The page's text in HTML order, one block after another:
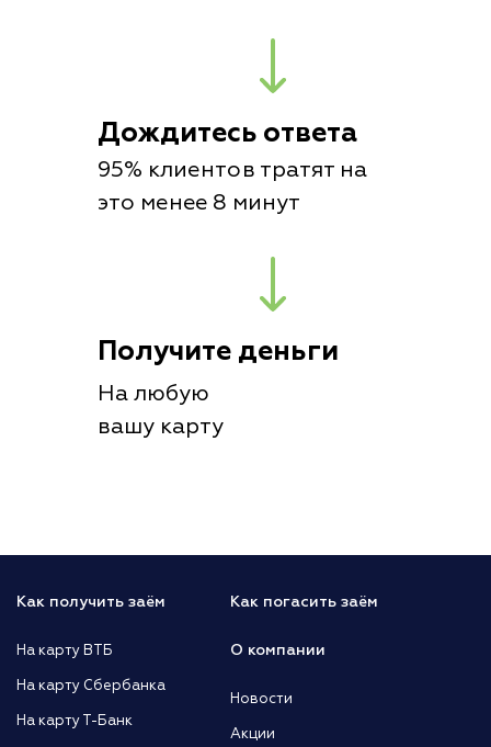
Дождитесь ответа
95% клиентов тратят на
это менее 8 минут
Получите деньги
На любую
вашу карту
Как получить заём
На карту ВТБ
На карту Сбербанка
На карту Т-Банк
Как погасить заём
О компании
Новости
Акции